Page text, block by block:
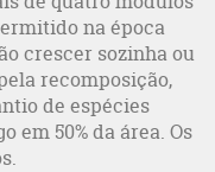
na época
crescer sozinha ou
recomposição,
de espécies
em 50% da área. Os